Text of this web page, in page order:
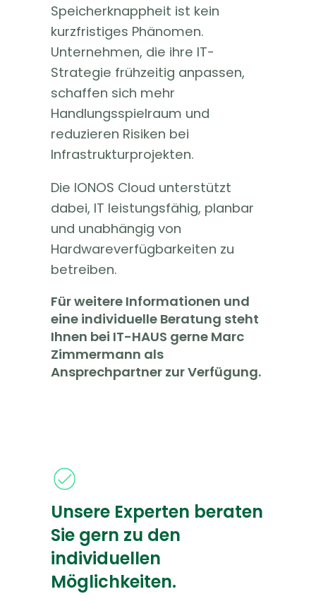
Speicherknappheit ist kein
kurzfristiges Phänomen.
Unternehmen, die ihre IT-
Strategie frühzeitig anpassen,
schaffen sich mehr
Handlungsspielraum und
reduzieren Risiken bei
Infrastrukturprojekten.
Die IONOS Cloud unterstützt
dabei, IT leistungsfähig, planbar
und unabhängig von
Hardwareverfügbarkeiten zu
betreiben.
Für weitere Informationen und
eine individuelle Beratung steht
Ihnen bei IT-HAUS gerne Marc
Zimmermann als
Ansprechpartner zur Verfügung.
Unsere Experten beraten
Sie gern zu den
individuellen
Möglichkeiten.